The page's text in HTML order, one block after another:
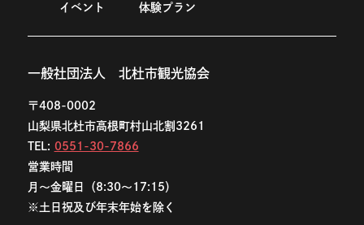
イベント 体験プラン
一般社団法人 北杜市観光協会
〒408-0002
山梨県北杜市高根町村山北割3261
TEL: 0551-30-7866
営業時間
月〜金曜日（8:30〜17:15）
※土日祝及び年末年始を除く